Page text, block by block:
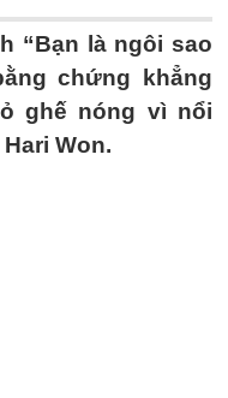
“Bạn là ngôi sao
chứng khẳng
ghế nóng vì nổi
Won.